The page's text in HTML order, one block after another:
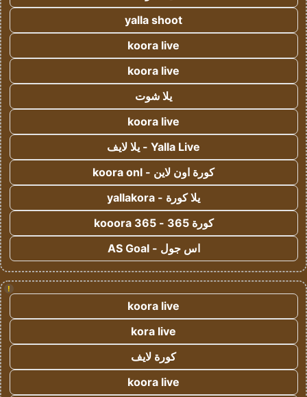
yalla shoot
koora live
koora live
يلا شوت
koora live
Yalla Live - يلا لايف
كورة اون لاين - koora onl
يلا كورة - yallakora
كورة 365 - kooora 365
اس جول - AS Goal
!
koora live
kora live
كورة لايف
koora live